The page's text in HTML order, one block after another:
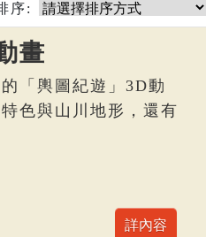
序:
畫
「輿圖紀遊」3D動
色與山川地形，還有